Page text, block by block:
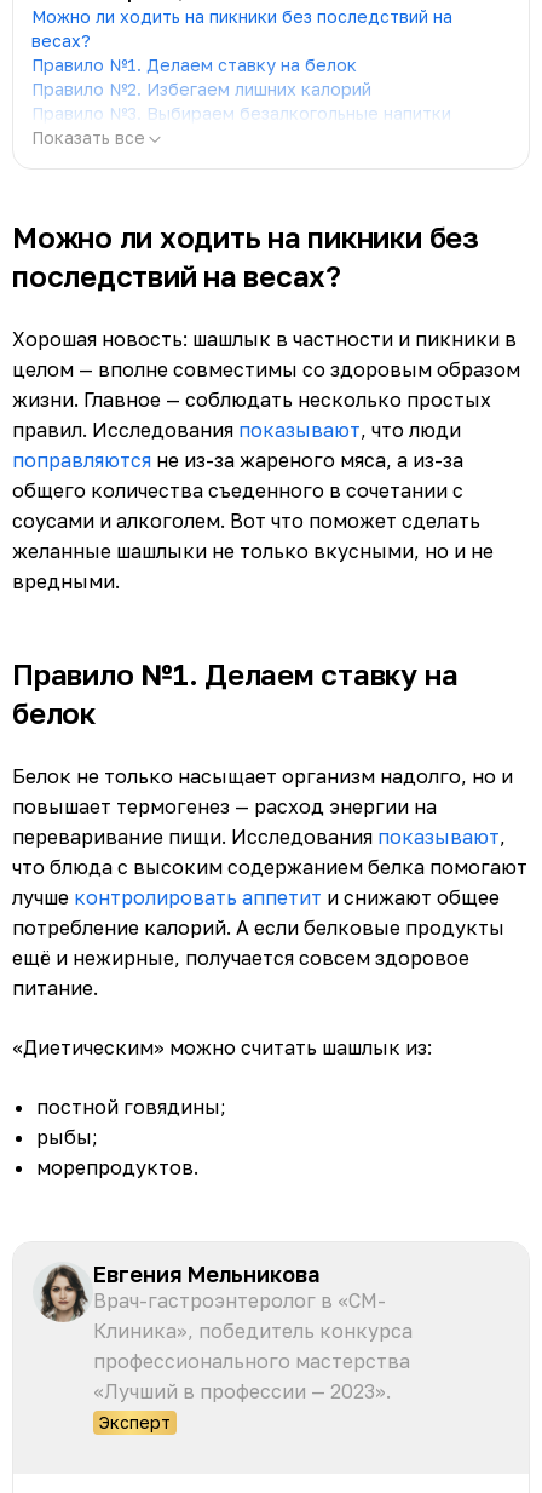
Можно ли ходить на пикники без последствий на
весах?
Правило №1. Делаем ставку на белок
Правило №2. Избегаем лишних калорий
Правило №3. Выбираем безалкогольные напитки
Показать все
Можно ли ходить на пикники без
последствий на весах?
Хорошая новость: шашлык в частности и пикники в
целом — вполне совместимы со здоровым образом
жизни. Главное — соблюдать несколько простых
правил. Исследования показывают, что люди
поправляются не из-за жареного мяса, а из-за
общего количества съеденного в сочетании с
соусами и алкоголем. Вот что поможет сделать
желанные шашлыки не только вкусными, но и не
вредными.
Правило №1. Делаем ставку на
белок
Белок не только насыщает организм надолго, но и
повышает термогенез — расход энергии на
переваривание пищи. Исследования показывают,
что блюда с высоким содержанием белка помогают
лучше контролировать аппетит и снижают общее
потребление калорий. А если белковые продукты
ещё и нежирные, получается совсем здоровое
питание.
«Диетическим» можно считать шашлык из:
постной говядины;
рыбы;
морепродуктов.
Евгения Мельникова
Врач-гастроэнтеролог в «СМ-
Клиника», победитель конкурса
профессионального мастерства
«Лучший в профессии — 2023».
Эксперт